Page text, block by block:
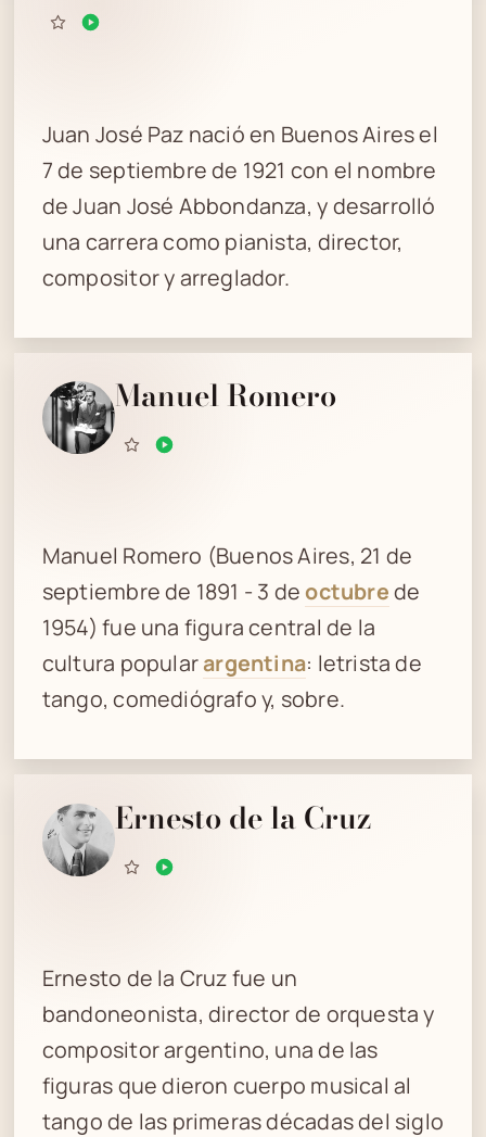
Juan José Paz nació en Buenos Aires el
7 de septiembre de 1921 con el nombre
de Juan José Abbondanza, y desarrolló
una carrera como pianista, director,
compositor y arreglador.
Manuel Romero
Manuel Romero (Buenos Aires, 21 de
septiembre de 1891 - 3 deoctubrede
1954) fue una figura central de la
cultura popularargentina: letrista de
tango, comediógrafo y, sobre.
Ernesto de la Cruz
Ernesto de la Cruz fue un
bandoneonista, director de orquesta y
compositor argentino, una de las
figuras que dieron cuerpo musical al
tango de las primeras décadas del siglo